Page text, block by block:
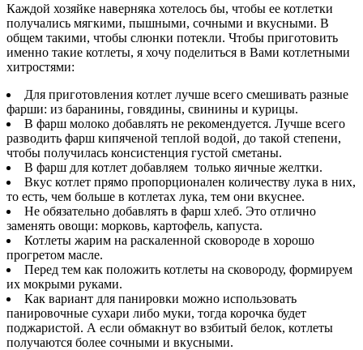
Каждой хозяйке наверняка хотелось бы, чтобы ее котлетки
получались мягкими, пышными, сочными и вкусными. В
общем такими, чтобы слюнки потекли. Чтобы приготовить
именно такие котлеты, я хочу поделиться в Вами котлетными
хитростями:
Для приготовления котлет лучше всего смешивать разные
фарши: из баранины, говядины, свинины и курицы.
В фарш молоко добавлять не рекомендуется. Лучше всего
разводить фарш кипяченой теплой водой, до такой степени,
чтобы получилась консистенция густой сметаны.
В фарш для котлет добавляем только яичные желтки.
Вкус котлет прямо пропорционален количеству лука в них,
то есть, чем больше в котлетах лука, тем они вкуснее.
Не обязательно добавлять в фарш хлеб. Это отлично
заменять овощи: морковь, картофель, капуста.
Котлеты жарим на раскаленной сковороде в хорошо
прогретом масле.
Перед тем как положить котлеты на сковороду, формируем
их мокрыми руками.
Как вариант для панировки можно использовать
панировочные сухари либо муки, тогда корочка будет
поджаристой. А если обмакнут во взбитый белок, котлеты
получаются более сочными и вкусными.